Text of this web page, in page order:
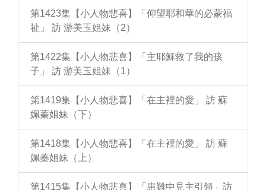
第1423集【小人物悲喜】「仰望耶和華的必蒙福
祉」 訪 游美玉姐妹（2）
第1422集【小人物悲喜】「主耶穌救了我的孩
子」 訪 游美玉姐妹（1）
第1419集【小人物悲喜】「在主裡的愛」 訪 蘇
姵蓁姐妹（下）
第1418集【小人物悲喜】「在主裡的愛」 訪 蘇
姵蓁姐妹（上）
第1415集【小人物悲喜】「患難中見主引領」訪